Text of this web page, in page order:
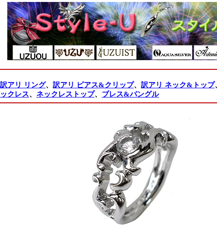
訳アリ リング、 訳アリ ピアス&クリップ、 訳アリ ネック&トップ
ックレス、 ネックレストップ、 ブレス&バングル